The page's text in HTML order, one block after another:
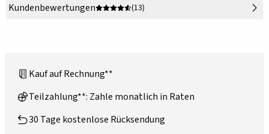
Kundenbewertungen
(13)
Kauf auf Rechnung**
Teilzahlung**: Zahle monatlich in Raten
30 Tage kostenlose Rücksendung